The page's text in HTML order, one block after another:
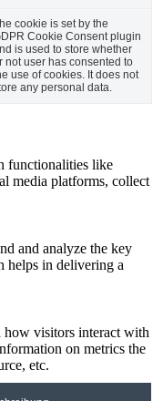
cookie is set by the
Cookie Consent plugin
is used to store whether
not user has consented to
use of cookies. It does not
any personal data.
functionalities like
media platforms, collect
and analyze the key
helps in delivering a
how visitors interact with
on metrics the
etc.